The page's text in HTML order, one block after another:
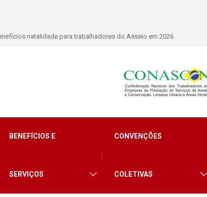
para trabalhadores do Asseio em 2026 SIEMACO São Paulo
BENEFÍCIOS E
SERVIÇOS
CONVENÇÕES
COLETIVAS